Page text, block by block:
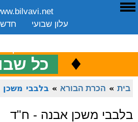
עלון שבועי
ספרים
ארכיון
♦ כל
בית » הכרת הבורא » בלבבי
בלבבי משכן אבנה - ח"ד